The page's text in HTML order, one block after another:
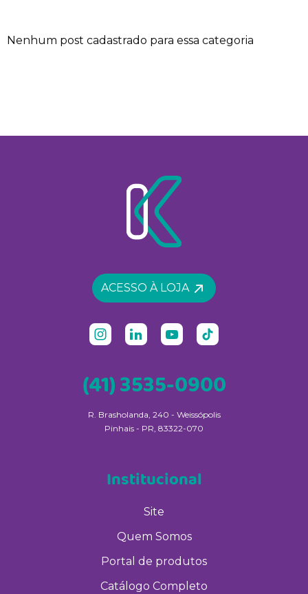
Nenhum post cadastrado para essa categoria
ACESSO À LOJA
(41) 3535-0900
R. Brasholanda, 240 - Weissópolis
Pinhais - PR, 83322-070
Institucional
Site
Quem Somos
Portal de produtos
Catálogo Completo